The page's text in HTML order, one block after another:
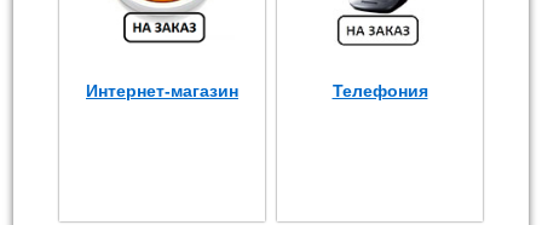
Интернет-магазин Телефония